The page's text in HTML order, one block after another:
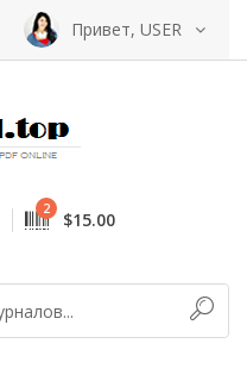
Привет, USER
2 $15.00